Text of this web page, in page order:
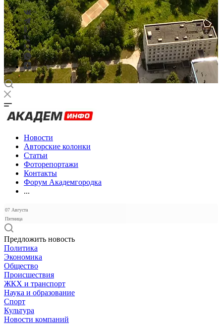
Новости
Авторские колонки
Статьи
Фоторепортажи
Контакты
Форум Академгородка
...
07 Августа
Пятница
Предложить новость
Политика
Экономика
Общество
Происшествия
ЖКХ и транспорт
Наука и образование
Спорт
Культура
Новости компаний